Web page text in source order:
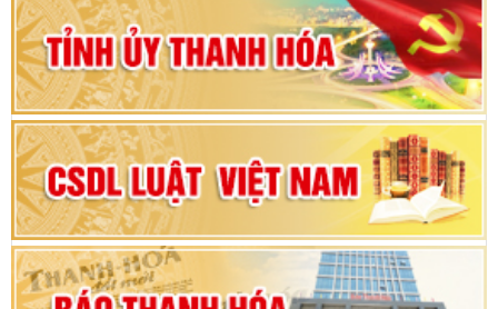
Đảng bộ tỉnh Thanh Hóa lần thứ XX, nhiệm kỳ
2025 - 2030
Đại hội đại biểu Đảng bộ xã Yên Thọ lần thứ I,
nhiệm kỳ 2025 – 2030
Đại hội Đảng bộ xã Yên Ninh lần thứ nhất,
nhiệm kỳ 2025 - 2030
Khai mạc Kỳ họp bất thường lần thứ 9, Quốc
hội khóa XV